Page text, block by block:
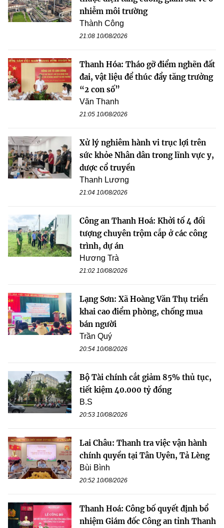
nhiễm môi trường
Thành Công
21:08 10/08/2026
Thanh Hóa: Tháo gỡ điểm nghẽn đất
đai, vật liệu để thúc đẩy tăng trưởng
“2 con số”
Văn Thanh
21:05 10/08/2026
Xử lý nghiêm hành vi trục lợi trên
sức khỏe Nhân dân trong lĩnh vực y,
dược cổ truyền
Thanh Lương
21:04 10/08/2026
Công an Thanh Hoá: Khởi tố 4 đối
tượng chuyên trộm cắp ở các công
trình, dự án
Hương Trà
21:02 10/08/2026
Lạng Sơn: Xã Hoàng Văn Thụ triển
khai cao điểm phòng, chống mua
bán người
Trần Quý
20:54 10/08/2026
Bộ Tài chính cắt giảm 85% thủ tục,
tiết kiệm 40.000 tỷ đồng
B.S
20:53 10/08/2026
Lai Châu: Thanh tra việc vận hành
chính quyền tại Tân Uyên, Tả Lèng
Bùi Bình
20:52 10/08/2026
Thanh Hoá: Công bố quyết định bổ
nhiệm Giám đốc Công an tỉnh Thanh